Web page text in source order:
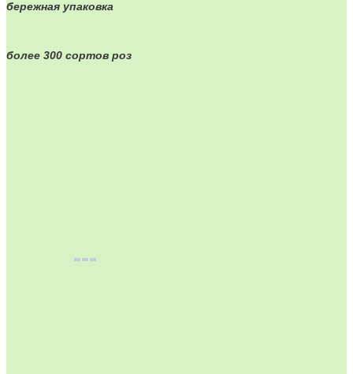
бережная упаковка
более 300 сортов роз